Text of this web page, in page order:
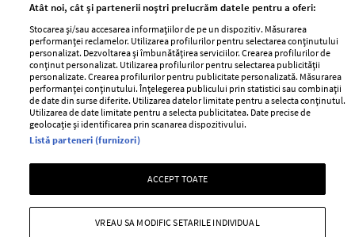
GSP
Unica
Baby
Retete
femei
Viva
Avantaje
Retete practice
Pariază responsabil! Decizia ONJN nr. 821/25.09.2025.
Jocurile de noroc sunt interzise minorilor.
Copyright © 2026 Ringier Romania SRL
Atât noi, cât și partenerii noștri prelucrăm datele pentru a oferi:
Stocarea și/sau accesarea informațiilor de pe un dispozitiv. Măsurarea
performanței reclamelor. Utilizarea profilurilor pentru selectarea conținutului
personalizat. Dezvoltarea și îmbunătățirea serviciilor. Crearea profilurilor de
conținut personalizat. Utilizarea profilurilor pentru selectarea publicității
personalizate. Crearea profilurilor pentru publicitate personalizată. Măsurarea
performanței conținutului. Înțelegerea publicului prin statistici sau combinații
de date din surse diferite. Utilizarea datelor limitate pentru a selecta conținutul.
Utilizarea de date limitate pentru a selecta publicitatea. Date precise de
geolocație și identificarea prin scanarea dispozitivului.
Listă parteneri (furnizori)
ACCEPT TOATE
VREAU SA MODIFIC SETARILE INDIVIDUAL